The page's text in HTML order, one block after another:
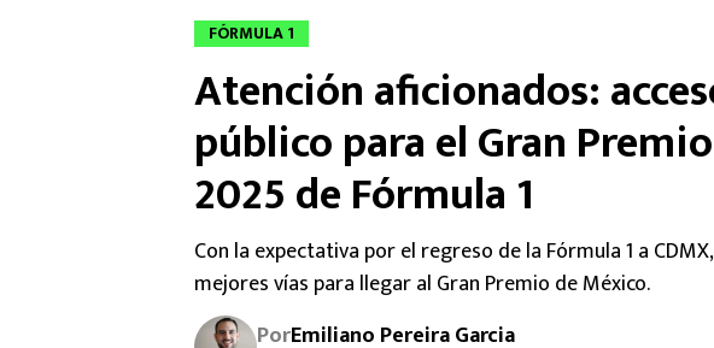
Chivas de Guadalajara
Liga MX Femenil
Las Noticias
Selección Mexicana
Champions League
Europa League
Real Madrid
Barcelona
Memo Ochoa
Chino Huerta
Edson Álvarez
Santiago Giménez
FÓRMULA 1
Atención aficionados:
público para el Gran
2025 de Fórmula 1
Con la expectativa por el regreso de la Fórmula 1 a
mejores vías para llegar al Gran Premio de México.
PorEmiliano Pereira Garcia